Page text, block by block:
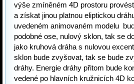
výše zmíněném 4D prostoru
a získat jinou platnou eliptickou
uvedeném animovaném modelu
podobné ose, nulový sklon, tak se
jako kruhová dráha s nulovou
sklon bude zvyšovat, tak se bude
dráhy. Energie dráhy přitom bude
vedené po hlavních kružnicích 4D